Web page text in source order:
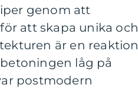
genom att
att skapa unika och
är en reaktion
låg på
postmodern